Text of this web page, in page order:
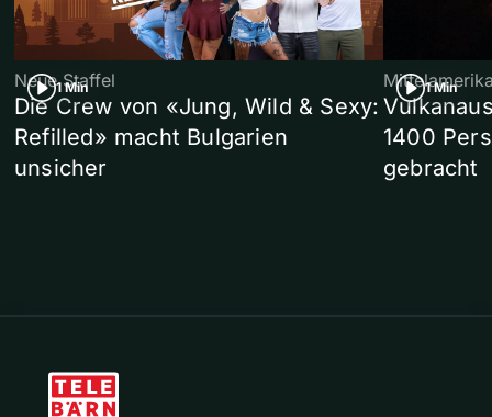
1 Min
Neue Staffel
Die Crew von «Jung, Wild & Sexy:
Refilled» macht Bulgarien
unsicher
1 Min
1400
gebracht